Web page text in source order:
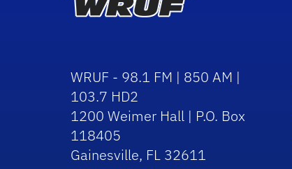
WRUF - 98.1 FM | 850 AM |
103.7 HD2
1200 Weimer Hall | P.O. Box
118405
Gainesville, FL 32611